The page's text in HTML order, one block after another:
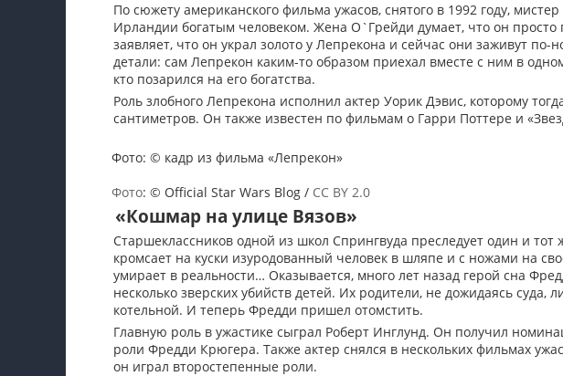
По сюжету американского фильма ужасов, снятого в 1992 году,
Ирландии богатым человеком. Жена О`Грейди думает, что он
заявляет, что он украл золото у Лепрекона и сейчас они заживут
детали: сам Лепрекон каким-то образом приехал вместе с ним в
кто позарился на его богатства.
Роль злобного Лепрекона исполнил актер Уорик Дэвис, которому
сантиметров. Он также известен по фильмам о Гарри Поттере и
Фото: © кадр из фильма «Лепрекон»
Фото: © Official Star Wars Blog / CC BY 2.0
«Кошмар на улице Вязов»
Старшеклассников одной из школ Спрингвуда преследует один и
кромсает на куски изуродованный человек в шляпе и с ножами на
умирает в реальности… Оказывается, много лет назад герой сна
несколько зверских убийств детей. Их родители, не дожидаясь суда,
котельной. И теперь Фредди пришел отомстить.
Главную роль в ужастике сыграл Роберт Инглунд. Он получил
роли Фредди Крюгера. Также актер снялся в нескольких фильмах
он играл второстепенные роли.